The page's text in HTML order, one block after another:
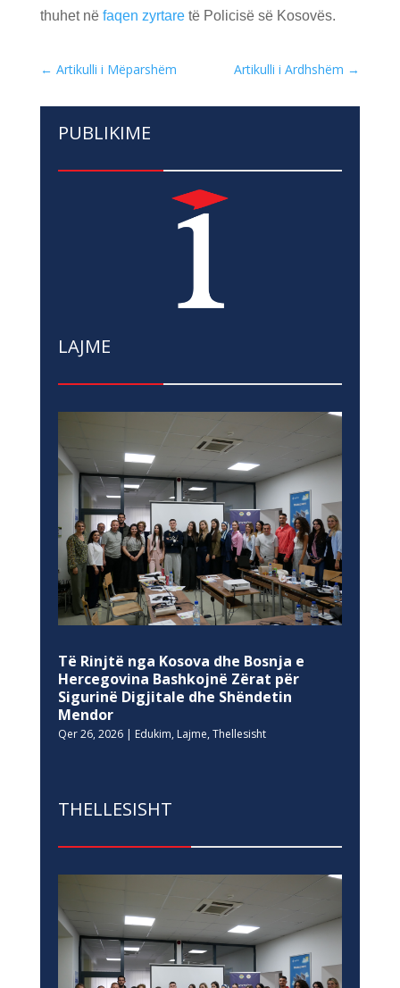
thuhet në faqen zyrtaretë Policisë së Kosovës.
← Artikulli i Mëparshëm Artikulli i Ardhshëm →
PUBLIKIME
LAJME
Të Rinjtë nga Kosova dhe Bosnja e
Hercegovina Bashkojnë Zërat për
Sigurinë Digjitale dhe Shëndetin
Mendor
Qer 26, 2026| Edukim, Lajme, Thellesisht
THELLESISHT